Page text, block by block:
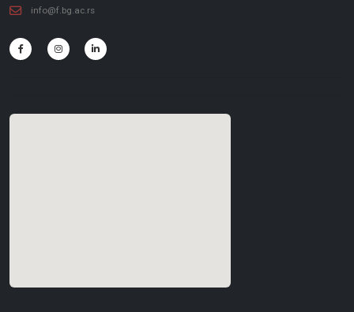
info@f.bg.ac.rs